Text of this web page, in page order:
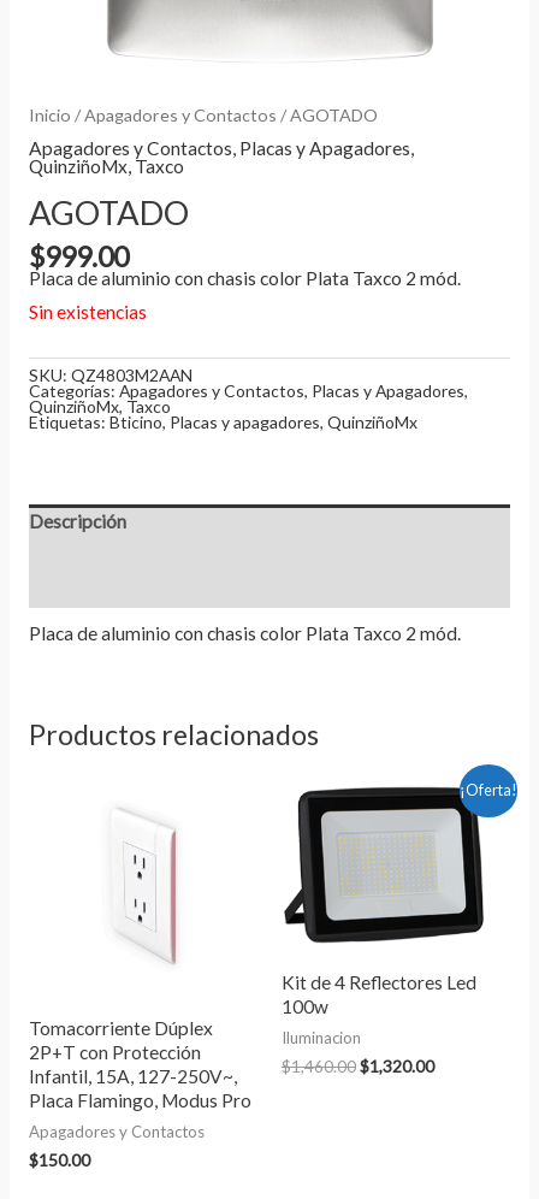
Inicio /Apagadores y Contactos / AGOTADO
Apagadores y Contactos, Placas y Apagadores,
QuinziñoMx, Taxco
AGOTADO
$999.00
Placa de aluminio con chasis color Plata Taxco 2 mód.
Sin existencias
SKU: QZ4803M2AAN
Categorías: Apagadores y Contactos, Placas y Apagadores,
QuinziñoMx, Taxco
Etiquetas: Bticino, Placas y apagadores, QuinziñoMx
Descripción
Placa de aluminio con chasis color Plata Taxco 2 mód.
Productos relacionados
Tomacorriente Dúplex
2P+T con Protección
Infantil, 15A, 127-250V~,
Placa Flamingo, Modus Pro
Apagadores y Contactos
$150.00
¡Oferta!
Kit de 4 Reflectores Led
100w
Iluminacion
$1,460.00
precio
era:
$1,460.00.
$1,320.00
precio
actual
es:
$1,320.00.